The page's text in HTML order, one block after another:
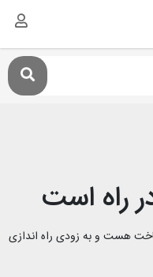
راه است
هست و به زودی راه اندازی